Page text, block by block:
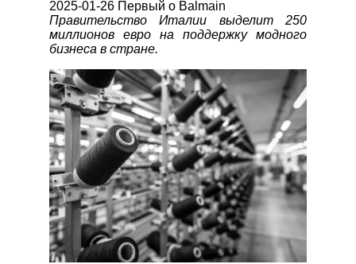
2025-01-26 Первый о Balmain
Правительство Италии выделит 250
миллионов евро на поддержку модного
бизнеса в стране.